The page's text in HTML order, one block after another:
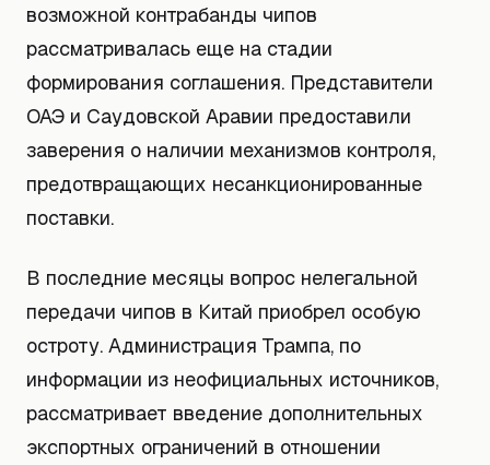
возможной контрабанды чипов
рассматривалась еще на стадии
формирования соглашения. Представители
ОАЭ и Саудовской Аравии предоставили
заверения о наличии механизмов контроля,
предотвращающих несанкционированные
поставки.
В последние месяцы вопрос нелегальной
передачи чипов в Китай приобрел особую
остроту. Администрация Трампа, по
информации из неофициальных источников,
рассматривает введение дополнительных
экспортных ограничений в отношении